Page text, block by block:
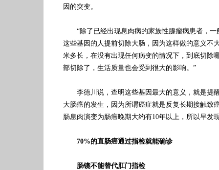
因的突变。
“除了已经出现息肉病的家族性腺瘤病患者，一
这些基因的人提前切除大肠，因为这样做的意义不
米多长，在没有出现任何病变的情况下，到底切除
部切除了，生活质量也会受到很大的影响。”
李德川说，查明这些基因最大的意义，就是提
大肠癌的发生，因为所谓癌症就是反复长期接触致
肠息肉演变为肠癌晚期大约有10年以上，所以早发
70%的直肠癌通过指检就能确诊
肠镜不能替代肛门指检